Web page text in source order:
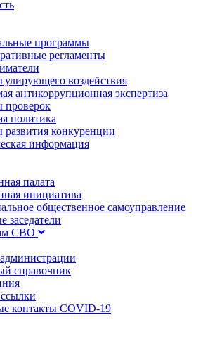
программы
регламенты
воздействия
антикоррупционная экспертиза
проверок
политика
развития конкуренции
информация
палата
инициатива
общественное самоуправление
заседатели
СВО
справочник
контакты COVID-19